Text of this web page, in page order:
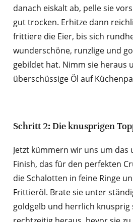
danach eiskalt ab, pelle sie
gut trocken. Erhitze dann
frittiere die Eier, bis sich
wunderschöne, runzlige und
gebildet hat. Nimm sie heraus
überschüssige Öl auf
Schritt 2: Die knusprigen
Jetzt kümmern wir uns um das
Finish, das für den perfekten
die Schalotten in feine Ringe
Frittieröl. Brate sie unter
goldgelb und herrlich knusprig